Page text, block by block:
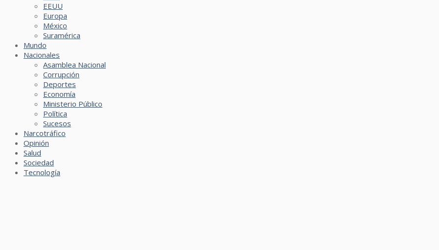
EEUU
Europa
México
Suramérica
Mundo
Nacionales
Asamblea Nacional
Corrupción
Deportes
Economía
Ministerio Público
Política
Sucesos
Narcotráfico
Opinión
Salud
Sociedad
Tecnología